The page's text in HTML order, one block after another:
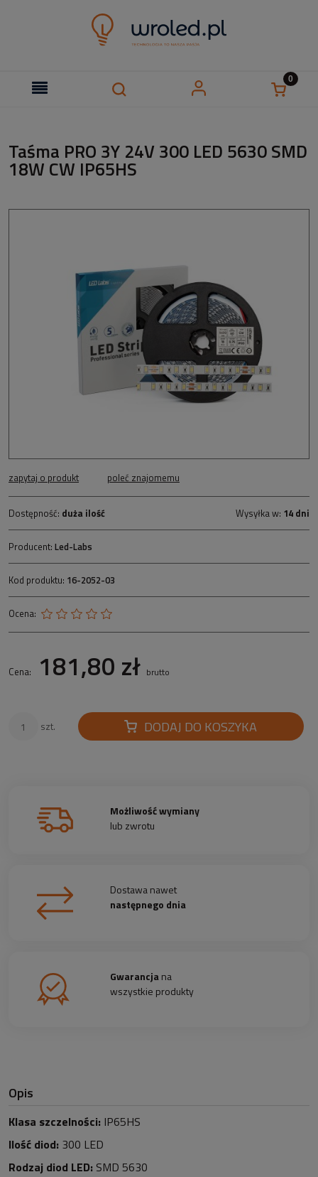
Taśma PRO 3Y 24V 300 LED 5630 SMD
18W CW IP65HS
zapytaj o produkt poleć znajomemu
Dostępność: duża ilość Wysyłka w: 14 dni
Producent: Led-Labs
Kod produktu: 16-2052-03
Ocena:
Cena: 181,80 zł brutto
szt. DODAJ DO KOSZYKA
Możliwość wymiany
lub zwrotu
Dostawa nawet
następnego dnia
Gwarancjana
wszystkie produkty
Opis
Klasa szczelności: IP65HS
Ilość diod: 300 LED
Rodzaj diod LED: SMD 5630